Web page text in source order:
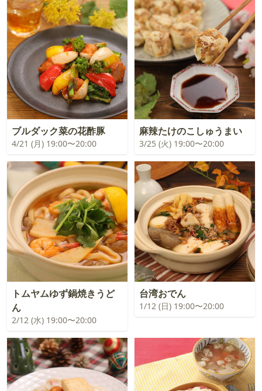
ブルダック菜の花酢豚
4/21 (月) 19:00〜20:00
麻辣たけのこしゅうまい
3/25 (火) 19:00〜20:00
トムヤムゆず鍋焼きうど
ん
2/12 (水) 19:00〜20:00
台湾おでん
1/12 (日) 19:00〜20:00